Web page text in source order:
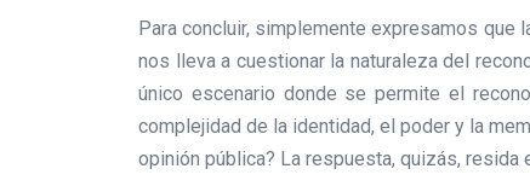
Para concluir, simplemente expresamos que
nos lleva a cuestionar la naturaleza del
único escenario donde se permite el
complejidad de la identidad, el poder y la
opinión pública? La respuesta, quizás, resida